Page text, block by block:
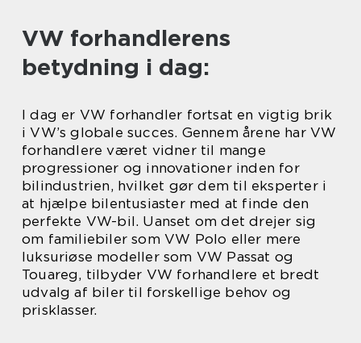
VW forhandlerens
betydning i dag:
I dag er VW forhandler fortsat en vigtig brik
i VW’s globale succes. Gennem årene har VW
forhandlere været vidner til mange
progressioner og innovationer inden for
bilindustrien, hvilket gør dem til eksperter i
at hjælpe bilentusiaster med at finde den
perfekte VW-bil. Uanset om det drejer sig
om familiebiler som VW Polo eller mere
luksuriøse modeller som VW Passat og
Touareg, tilbyder VW forhandlere et bredt
udvalg af biler til forskellige behov og
prisklasser.